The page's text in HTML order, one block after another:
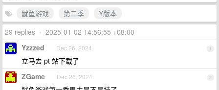
鱿鱼游戏
第二季
Y版本
29 replies • 2025-01-02 14:56:55 +08:00
1
Yzzzed Dec 26, 2024
立马去 pt 站下载了
2
ZGame Dec 26, 2024